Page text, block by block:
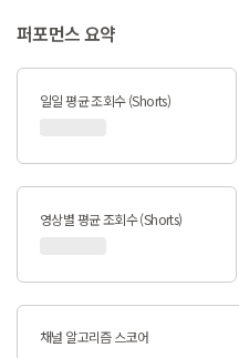
퍼포먼스 요약
일일 평균 조회수 (Shorts)
영상별 평균 조회수 (Shorts)
채널 알고리즘 스코어